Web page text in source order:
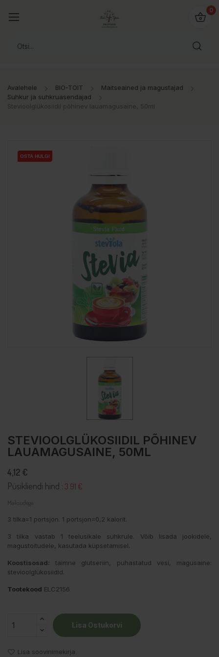
0
Avalehele BIO-TOIT
Maitseained ja magustajad
Suhkur ja suhkruasendajad
Stevioolglükosiidil põhinev lauamagusaine, 50ml
OSTA HULGI
OSTA HULGI
STEVIOOLGLÜKOSIIDIL PÕHINEV
LAUAMAGUSAINE, 50ML
4,12 €
Püsikliendi hind : 3.91 €
Maksudega
3 tilka=1 portsjon. 1 portsjon=0,2 kalorit.
3 tilka vastab 1 teelusikale suhkrule. Võib lisada jookidele,
magustoitudele, kasutada küpsetamisel.
Koostisosad: taimne glütseriin, puhastatud vesi, magusaine:
stevioolglükosiidid.
Tootekood ELC2156
Lisa Ostukorvi
Lisa soovinimekirja